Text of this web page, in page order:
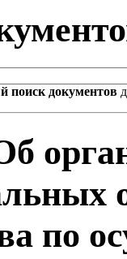
поиск документов
по